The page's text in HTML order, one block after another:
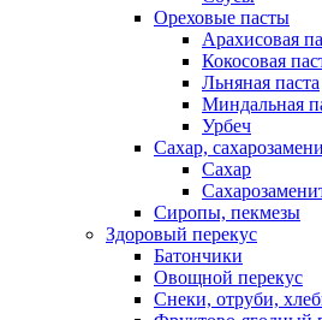
Ореховые пасты
Арахисовая
Кокосовая
Льняная паста
Миндальная
Урбеч
Сахар,
Сахар
Сиропы, пекмезы
Здоровый перекус
Батончики
Овощной перекус
Снеки, отруби,